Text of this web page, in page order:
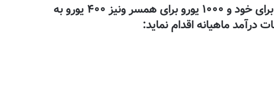
همچنین متقاضی با ارائه مدارک نسبت به اثبات درآمد ماهیانه بالای ۱۸۰۰ یورو برای خود و ۱۰۰۰ یورو برای همسر ونیز ۴۰۰ یورو به
ماهیانه اقدام نماید: